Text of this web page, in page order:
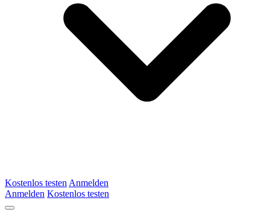
Kostenlos testen Anmelden
Anmelden Kostenlos testen